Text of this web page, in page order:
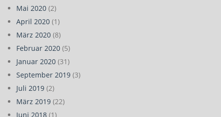
Mai 2020 (2)
April 2020 (1)
März 2020 (8)
Februar 2020 (5)
Januar 2020 (31)
September 2019 (3)
Juli 2019 (2)
März 2019 (22)
Juni 2018 (1)